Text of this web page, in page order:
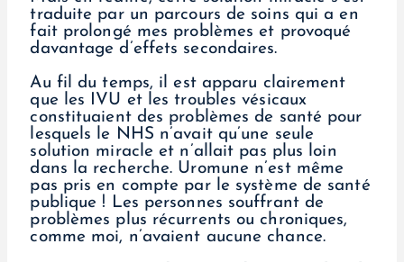
traduite par un parcours de soins qui a en
fait prolongé mes problèmes et provoqué
davantage d’effets secondaires.
Au fil du temps, il est apparu clairement
que les IVU et les troubles vésicaux
constituaient des problèmes de santé pour
lesquels le NHS n’avait qu’une seule
solution miracle et n’allait pas plus loin
dans la recherche. Uromune n’est même
pas pris en compte par le système de santé
publique ! Les personnes souffrant de
problèmes plus récurrents ou chroniques,
comme moi, n’avaient aucune chance.